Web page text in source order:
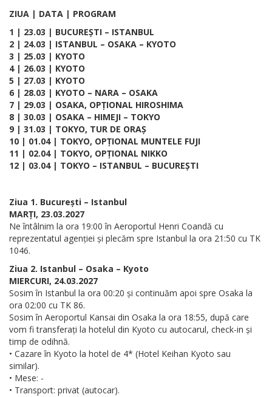
ZIUA | DATA | PROGRAM
1 | 23.03 | BUCUREȘTI – ISTANBUL
2 | 24.03 | ISTANBUL – OSAKA – KYOTO
3 | 25.03 | KYOTO
4 | 26.03 | KYOTO
5 | 27.03 | KYOTO
6 | 28.03 | KYOTO – NARA – OSAKA
7 | 29.03 | OSAKA, OPȚIONAL HIROSHIMA
8 | 30.03 | OSAKA – HIMEJI – TOKYO
9 | 31.03 | TOKYO, TUR DE ORAȘ
10 | 01.04 | TOKYO, OPȚIONAL MUNTELE FUJI
11 | 02.04 | TOKYO, OPȚIONAL NIKKO
12 | 03.04 | TOKYO – ISTANBUL – BUCUREȘTI
Ziua 1. București – Istanbul
MARȚI, 23.03.2027
Ne întâlnim la ora 19:00 în Aeroportul Henri Coandă cu
reprezentatul agenției și plecăm spre Istanbul la ora 21:50 cu TK
1046.
Ziua 2. Istanbul – Osaka – Kyoto
MIERCURI, 24.03.2027
Sosim în Istanbul la ora 00:20 și continuăm apoi spre Osaka la
ora 02:00 cu TK 86.
Sosim în Aeroportul Kansai din Osaka la ora 18:55, după care
vom fi transferați la hotelul din Kyoto cu autocarul, check-in și
timp de odihnă.
• Cazare în Kyoto la hotel de 4* (Hotel Keihan Kyoto sau
similar).
• Mese: -
• Transport: privat (autocar).